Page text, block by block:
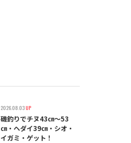
2026.08.03UP
磯釣りでチヌ43㎝〜53
㎝・ヘダイ39㎝・シオ・
イガミ・ゲット！